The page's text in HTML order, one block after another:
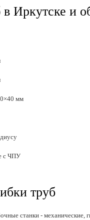
Иркутске и
мм
с ЧПУ
труб
станки - механические,